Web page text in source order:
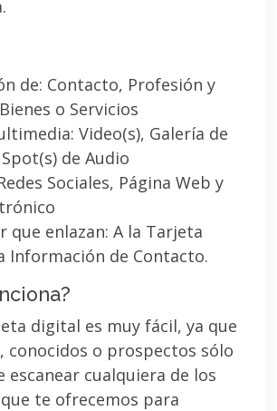
de: Contacto, Profesión y
o Servicios
Video(s), Galería de
de Audio
Sociales, Página Web y
que enlazan: A la Tarjeta
Información de Contacto.
digital es muy fácil, ya que
conocidos o prospectos sólo
escanear cualquiera de los
te ofrecemos para